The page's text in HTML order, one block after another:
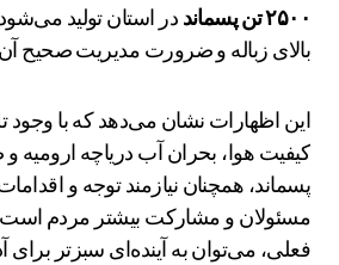
۲۵۰۰ تن پسماند
در استان تولید
بالای زباله و ضرورت مدیریت صحیح
این اظهارات نشان می‌دهد که با وجود
کیفیت هوا، بحران آب دریاچه
پسماند، همچنان نیازمند توجه و
مسئولان و مشارکت بیشتر مردم است.
فعلی، می‌توان به آینده‌ای سبزتر برای